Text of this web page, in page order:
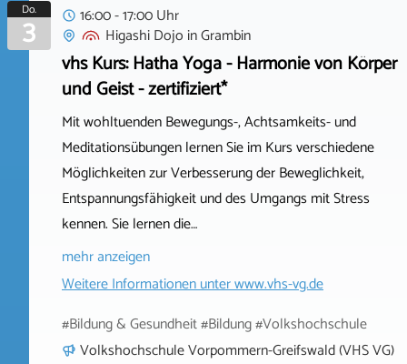
Do.
3
16:00 - 17:00 Uhr
Higashi Dojo inGrambin
vhs Kurs: Hatha Yoga - Harmonie von Körper
und Geist - zertifiziert*
Mit wohltuenden Bewegungs-, Achtsamkeits- und
Meditationsübungen lernen Sie im Kurs verschiedene
Möglichkeiten zur Verbesserung der Beweglichkeit,
Entspannungsfähigkeit und des Umgangs mit Stress
kennen. Sie lernen die…
mehr anzeigen
Weitere Informationen unterwww.vhs-vg.de
#Bildung & Gesundheit #Bildung #Volkshochschule
Volkshochschule Vorpommern-Greifswald (VHS VG)